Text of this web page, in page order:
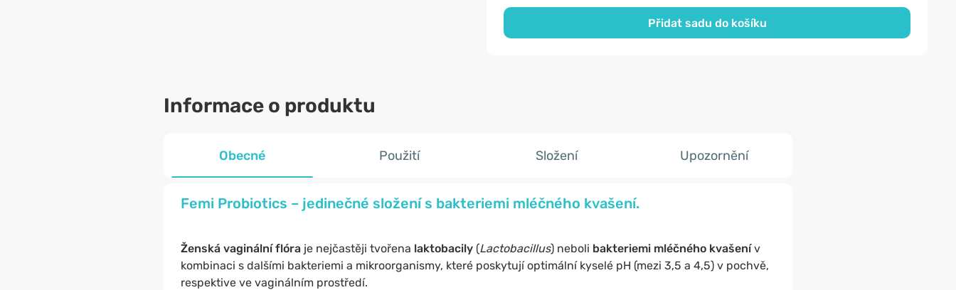
Přidat sadu do košíku
Informace o produktu
Obecné Použití Složení Upozornění
Femi Probiotics – jedinečné složení s bakteriemi mléčného kvašení.
Ženská vaginální flóra je nejčastěji tvořena laktobacily (Lactobacillus) neboli bakteriemi mléčného kvašenív
kombinaci s dalšími bakteriemi a mikroorganismy, které poskytují optimální kyselé pH (mezi 3,5 a 4,5) v pochvě,
respektive ve vaginálním prostředí.